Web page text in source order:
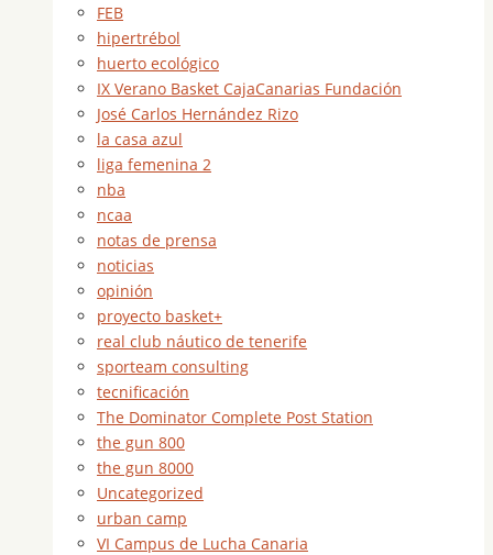
FEB
hipertrébol
huerto ecológico
IX Verano Basket CajaCanarias Fundación
José Carlos Hernández Rizo
la casa azul
liga femenina 2
nba
ncaa
notas de prensa
noticias
opinión
proyecto basket+
real club náutico de tenerife
sporteam consulting
tecnificación
The Dominator Complete Post Station
the gun 800
the gun 8000
Uncategorized
urban camp
VI Campus de Lucha Canaria